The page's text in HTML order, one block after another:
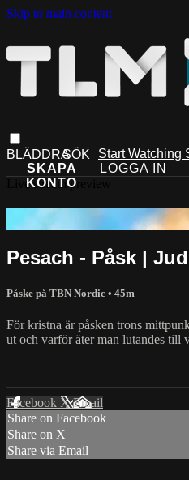
Skip to main content
Start Watching
Live stream preview
Pesach - Påsk |
Påske på TBN Nordic • 45m
För kristna är påsken trons
ut och varför äter man lutandes till
Facebook XEmail
Share on Facebook
Share on X
Share via Email